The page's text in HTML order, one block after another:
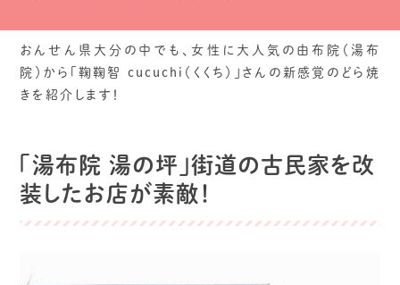
おんせん県大分の中でも、女性に大人気の由布院（湯布
院）から「鞠鞠智 cucuchi（くくち）」さんの新感覚のどら焼
きを紹介します！
「湯布院 湯の坪」街道の古民家を改
装したお店が素敵！